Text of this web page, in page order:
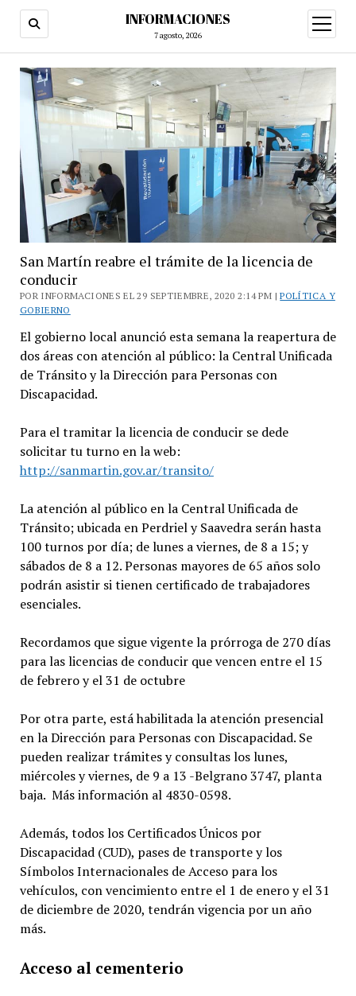
INFORMACIONES
7 agosto, 2026
abrir
menú
San Martín reabre el trámite de la licencia de
conducir
POR INFORMACIONES EL 29 SEPTIEMBRE, 2020 2:14 PM |POLÍTICA Y
GOBIERNO
El gobierno local anunció esta semana la reapertura de
dos áreas con atención al público: la Central Unificada
de Tránsito y la Dirección para Personas con
Discapacidad.
Para el tramitar la licencia de conducir se dede
solicitar tu turno en la web:
http://sanmartin.gov.ar/transito/
La atención al público en la Central Unificada de
Tránsito; ubicada en Perdriel y Saavedra serán hasta
100 turnos por día; de lunes a viernes, de 8 a 15; y
sábados de 8 a 12. Personas mayores de 65 años solo
podrán asistir si tienen certificado de trabajadores
esenciales.
Recordamos que sigue vigente la prórroga de 270 días
para las licencias de conducir que vencen entre el 15
de febrero y el 31 de octubre
Por otra parte, está habilitada la atención presencial
en la Dirección para Personas con Discapacidad. Se
pueden realizar trámites y consultas los lunes,
miércoles y viernes, de 9 a 13 -Belgrano 3747, planta
baja. Más información al 4830-0598.
Además, todos los Certificados Únicos por
Discapacidad (CUD), pases de transporte y los
Símbolos Internacionales de Acceso para los
vehículos, con vencimiento entre el 1 de enero y el 31
de diciembre de 2020, tendrán vigencia por un año
más.
Acceso al cementerio